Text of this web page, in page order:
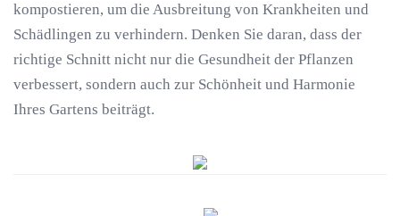
kompostieren, um die Ausbreitung von Krankheiten und
Schädlingen zu verhindern. Denken Sie daran, dass der
richtige Schnitt nicht nur die Gesundheit der Pflanzen
verbessert, sondern auch zur Schönheit und Harmonie
Ihres Gartens beiträgt.